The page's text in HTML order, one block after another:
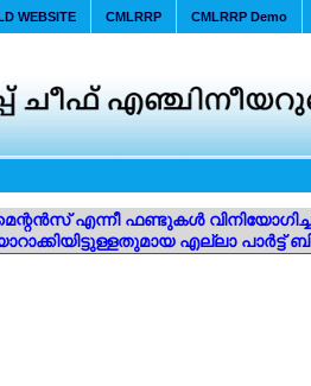
CMLRRP Demo
CMLRRP
WEBSITE
എന്നീ ഫണ്ടുകൾ
എല്ലാ